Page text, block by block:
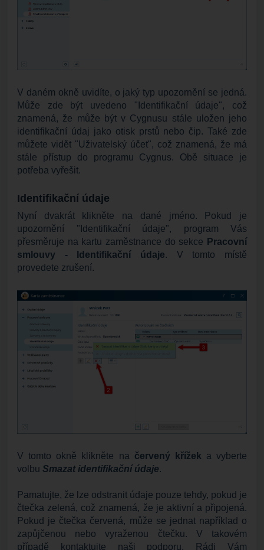
V daném okně uvidíte, o jaký typ upozornění se jedná.
Může zde být uvedeno "Identifikační údaje", což
znamená, že může být v Cygnusu stále uložen jeho
identifikační údaj jako otisk prstů nebo čip. Také zde
můžete vidět "Uživatelský účet", což znamená, že má
stále přístup do programu Cygnus. Obě situace je
potřeba vyřešit.
Identifikační údaje
Nyní dvakrát klikněte na dané jméno. Pokud je
upozornění "Identifikační údaje", program Vás
přesměruje na kartu zaměstnance do sekce Pracovní
smlouvy - Identifikační údaje. V tomto místě
provedete zrušení.
V tomto okně klikněte načervený křížeka vyberte
volbu Smazat identifikační údaje.
Pamatujte, že lze odstranit údaje pouze tehdy, pokud je
čtečka zelená, což znamená, že je aktivní a připojená.
Pokud je čtečka červená, může se jednat například o
zapůjčenou nebo vyraženou čtečku. V takovém
případě kontaktujte naši podporu. Rádi Vám